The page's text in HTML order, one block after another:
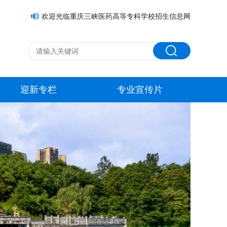
欢迎光临重庆三峡医药高等专科学校招生信息网
迎新专栏 专业宣传片